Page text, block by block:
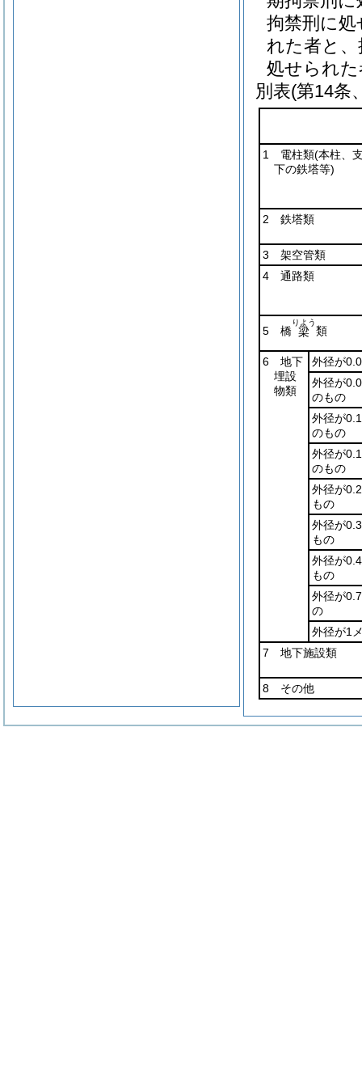
拘禁刑に
れた者と
処せられ
別表(第14条
1 電柱類(本柱、
下の鉄塔等)
2 鉄塔類
3 架空管類
4 通路類
5 橋 梁
りよう
類
6 地下
埋設
物類
外径が
外径が
のもの
外径が
のもの
外径が
のもの
外径が
もの
外径が
もの
外径が
もの
外径が
の
外径が1
7 地下施設類
8 その他